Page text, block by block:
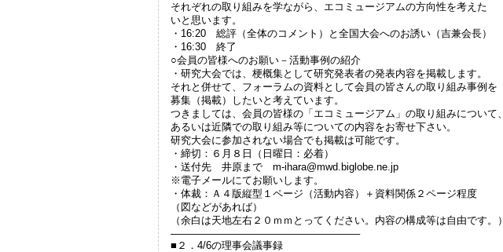
それぞれの取り組みを学ながら、エコミュージアムの方向性を考えた
いと思います。
・16:20 総評（全体のコメント）と全国大会へのお誘い（吉兼会長）
・16:30 終了
○会員の皆様へのお願い－活動事例の紹介
・研究大会では、梗概集として研究発表者の発表内容を掲載します。
それと併せて、フォーラムの資料として会員の皆さんの取り組み事例を
募集（掲載）したいと考えています。
つきましては、会員の皆様の「エコミュージアム」の取り組みについて、
あるいは近隣での取り組み等についての内容をお寄せ下さい。
研究大会に参加されない場合でも掲載は可能です。
・締切：６月８日（日曜日：必着）
・送付先 井原まで m-ihara@mwd.biglobe.ne.jp
※電子メールにてお願いします。
・体裁：Ａ４版縦型１ページ（活動内容）＋資料関係２ページ程度
（図などがあれば）
（余白は天地左右２０ｍｍとってください。内容の構成等は自由です。）
——————————————————–
■２．4/6の理事会議事録